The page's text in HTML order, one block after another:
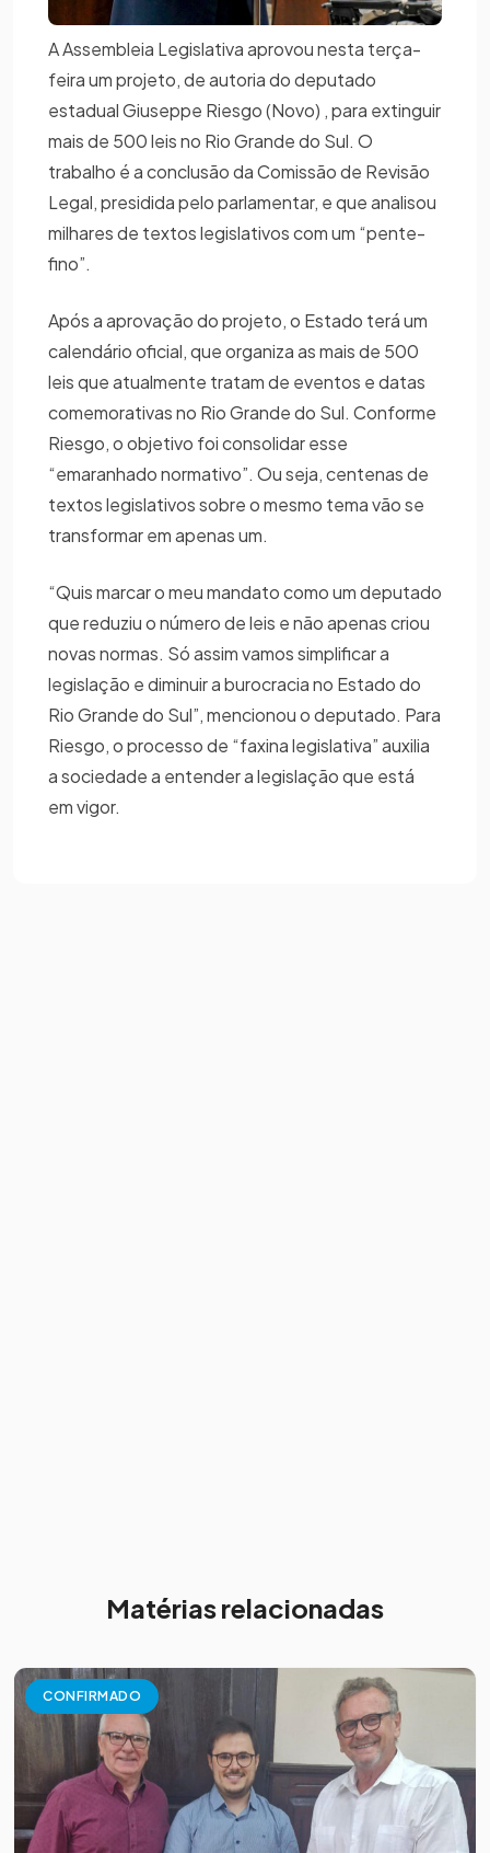
A Assembleia Legislativa aprovou nesta terça-
feira um projeto, de autoria do deputado
estadual Giuseppe Riesgo (Novo) , para extinguir
mais de 500 leis no Rio Grande do Sul. O
trabalho é a conclusão da Comissão de Revisão
Legal, presidida pelo parlamentar, e que analisou
milhares de textos legislativos com um “pente-
fino”.
Após a aprovação do projeto, o Estado terá um
calendário oficial, que organiza as mais de 500
leis que atualmente tratam de eventos e datas
comemorativas no Rio Grande do Sul. Conforme
Riesgo, o objetivo foi consolidar esse
“emaranhado normativo”. Ou seja, centenas de
textos legislativos sobre o mesmo tema vão se
transformar em apenas um.
“Quis marcar o meu mandato como um deputado
que reduziu o número de leis e não apenas criou
novas normas. Só assim vamos simplificar a
legislação e diminuir a burocracia no Estado do
Rio Grande do Sul”, mencionou o deputado. Para
Riesgo, o processo de “faxina legislativa” auxilia
a sociedade a entender a legislação que está
em vigor.
Matérias relacionadas
CONFIRMADO